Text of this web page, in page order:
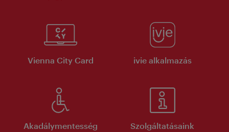
Vienna City Card ivie alkalmazás
Akadálymentesség Szolgáltatásaink